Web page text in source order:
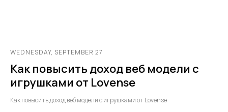
WEDNESDAY, SEPTEMBER 27
Как повысить доход веб модели с
игрушками от Lovense
Как повысить доход веб модели с игрушками от Lovense